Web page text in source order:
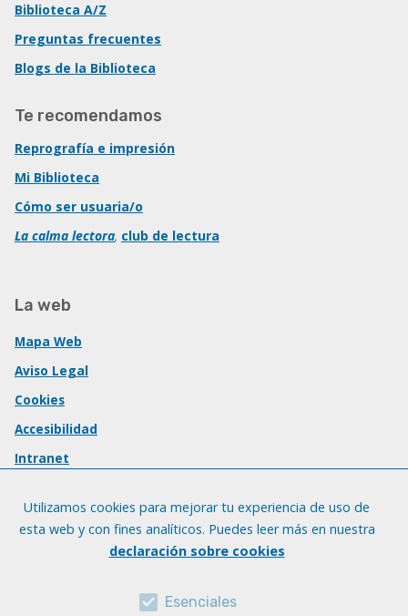
Biblioteca A/Z
Preguntas frecuentes
Blogs de la Biblioteca
Te recomendamos
Reprografía e impresión
Mi Biblioteca
Cómo ser usuaria/o
La calma lectora, club de lectura
La web
Mapa Web
Aviso Legal
Cookies
Accesibilidad
Intranet
Utilizamos cookies para mejorar tu experiencia de uso de
esta web y con fines analíticos. Puedes leer más en nuestra
declaración sobre cookies
Esenciales